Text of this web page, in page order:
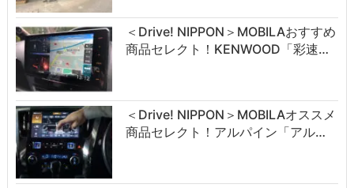
＜Drive! NIPPON＞MOBILAおすすめ
商品セレクト！KENWOOD「彩速…
＜Drive! NIPPON＞MOBILAオススメ
商品セレクト！アルパイン「アル…